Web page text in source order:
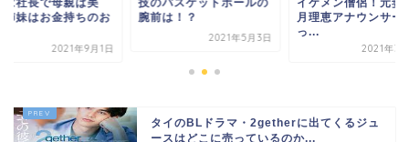
姉妹はお金持ちのお
2021年9月1日
腕前は！？
2021年5月3日
月理恵アナウンサー
っ...
2021年3
タイのBLドラマ・2getherに出てくるジュ
ースはどこに売っているのか...